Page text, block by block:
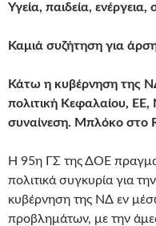
Υγεία, παιδεία,
Καμιά συζήτηση για
Κάτω η κυβέρνηση της
πολιτική Κεφαλαίου,
συναίνεση. Μπλόκο στο
Η 95η ΓΣ της ΔΟΕ
πολιτικά συγκυρία για
κυβέρνηση της ΝΔ εν
προβλημάτων, με την